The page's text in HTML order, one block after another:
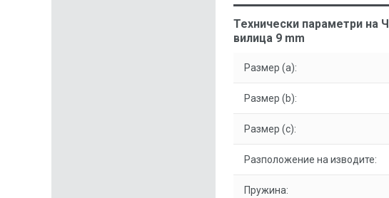
Технически параметри на
вилица 9 mm
Размер (a):
Размер (b):
Размер (c):
Разположение на изводите:
Пружина: